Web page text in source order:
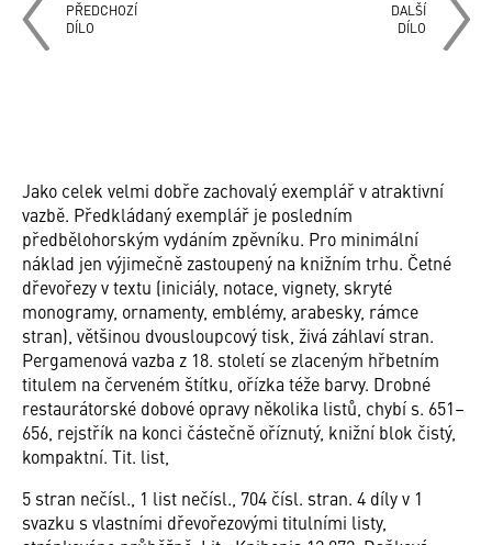
PŘEDCHOZÍ
DÍLO
DALŠÍ
DÍLO
Jako celek velmi dobře zachovalý exemplář v atraktivní
vazbě. Předkládaný exemplář je posledním
předbělohorským vydáním zpěvníku. Pro minimální
náklad jen výjimečně zastoupený na knižním trhu. Četné
dřevořezy v textu (iniciály, notace, vignety, skryté
monogramy, ornamenty, emblémy, arabesky, rámce
stran), většinou dvousloupcový tisk, živá záhlaví stran.
Pergamenová vazba z 18. století se zlaceným hřbetním
titulem na červeném štítku, ořízka téže barvy. Drobné
restaurátorské dobové opravy několika listů, chybí s. 651–
656, rejstřík na konci částečně oříznutý, knižní blok čistý,
kompaktní. Tit. list,
5 stran nečísl., 1 list nečísl., 704 čísl. stran. 4 díly v 1
svazku s vlastními dřevořezovými titulními listy,